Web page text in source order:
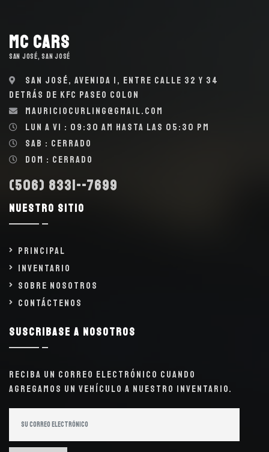
MC Cars
SAN JOSÉ, SAN JOSÉ
San José, Avenida 1, entre calle 32 y 34
detrás de KFC Paseo Colon
mauriciocurling@gmail.com
Lun a Vi : 09:30 AM hasta las 05:30 PM
Sab : Cerrado
Dom : Cerrado
(506) 8331--7699
Nuestro sitio
Principal
Inventario
Sobre Nosotros
Contáctenos
Suscribase a nosotros
Reciba un correo electrónico cuando
agregamos un vehículo a nuestro inventario.